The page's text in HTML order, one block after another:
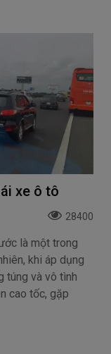
xe ô tô
28400
là một trong
khi áp dụng
túng và vô tình
cao tốc, gặp